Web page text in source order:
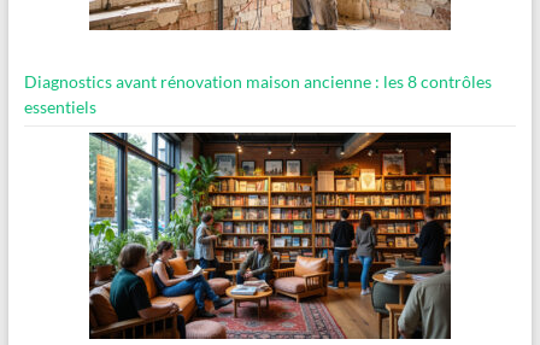
Diagnostics avant rénovation maison ancienne : les 8 contrôles
essentiels